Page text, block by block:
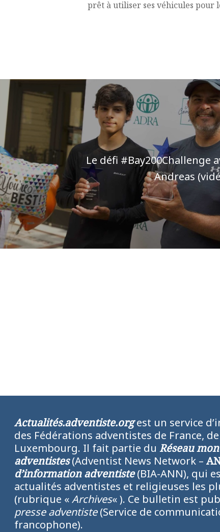
prêt à utiliser ses véhicules pour
Le défi #Bay200Challenge
Andreas
Actualités.adventiste.orgest un service
des Fédérations adventistes de France,
Luxembourg. Il fait partie du Réseau
adventistes(Adventist News Network –
d’information adventiste(BIA-ANN), qui
actualités adventistes et religieuses les
(rubrique «Archives« ). Ce bulletin est
presse adventiste(Service de
francophone).